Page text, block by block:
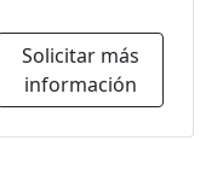
Solicitar más
información